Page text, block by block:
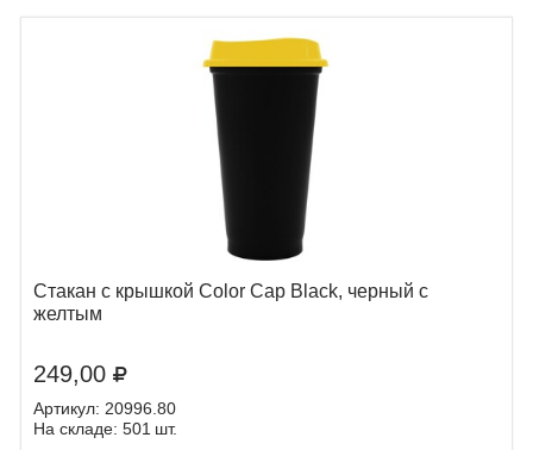
Стакан с крышкой Color Cap Black, черный с
желтым
249,00
Артикул: 20996.80
На складе: 501 шт.